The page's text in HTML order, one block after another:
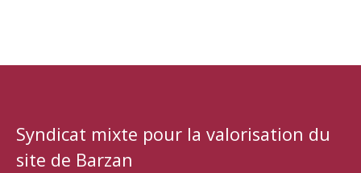
Syndicat mixte pour la valorisation du
site de Barzan